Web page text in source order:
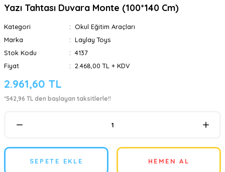
Yazı Tahtası Duvara Monte (100*140 Cm)
Kategori
Okul Eğitim Araçları
Marka
Laylay Toys
Stok Kodu
4137
Fiyat
2.468,00 TL + KDV
2.961,60 TL
*542,96 TL den başlayan taksitlerle!!
SEPETE EKLE HEMEN AL